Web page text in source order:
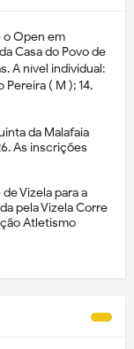
o Open em
Casa do Povo de
A nível individual:
Pereira ( M ); 14.
da Malafaia
As inscrições
de Vizela para a
pela Vizela Corre
Atletismo